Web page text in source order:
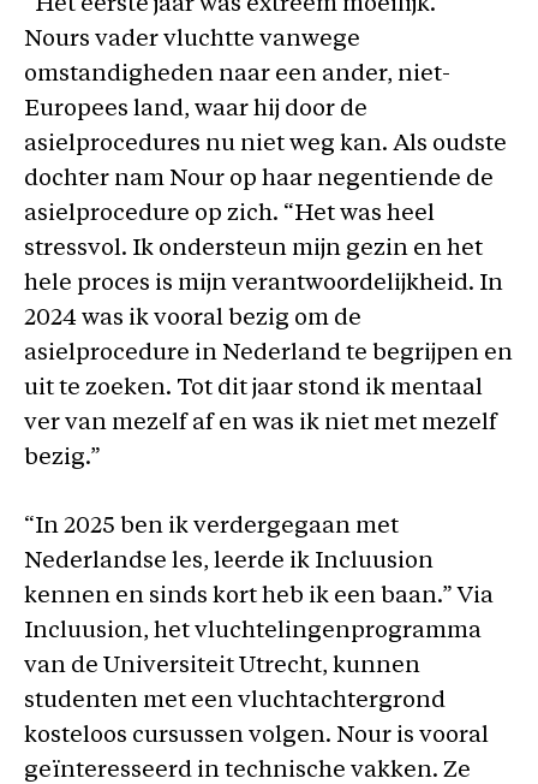
“Het eerste jaar was extreem moeilijk.”
Nours vader vluchtte vanwege
omstandigheden naar een ander, niet-
Europees land, waar hij door de
asielprocedures nu niet weg kan. Als oudste
dochter nam Nour op haar negentiende de
asielprocedure op zich. “Het was heel
stressvol. Ik ondersteun mijn gezin en het
hele proces is mijn verantwoordelijkheid. In
2024 was ik vooral bezig om de
asielprocedure in Nederland te begrijpen en
uit te zoeken. Tot dit jaar stond ik mentaal
ver van mezelf af en was ik niet met mezelf
bezig.”
“In 2025 ben ik verdergegaan met
Nederlandse les, leerde ik Incluusion
kennen en sinds kort heb ik een baan.” Via
Incluusion, het vluchtelingenprogramma
van de Universiteit Utrecht, kunnen
studenten met een vluchtachtergrond
kosteloos cursussen volgen. Nour is vooral
geïnteresseerd in technische vakken. Ze